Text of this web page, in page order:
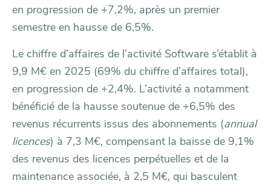
en progression de +7,2%, après un premier
semestre en hausse de 6,5%.
Le chiffre d’affaires de l’activité Software s’établit à
9,9 M€ en 2025 (69% du chiffre d’affaires total),
en progression de +2,4%. L’activité a notamment
bénéficié de la hausse soutenue de +6,5% des
revenus récurrents issus des abonnements (annual
licences) à 7,3 M€, compensant la baisse de 9,1%
des revenus des licences perpétuelles et de la
maintenance associée, à 2,5 M€, qui basculent